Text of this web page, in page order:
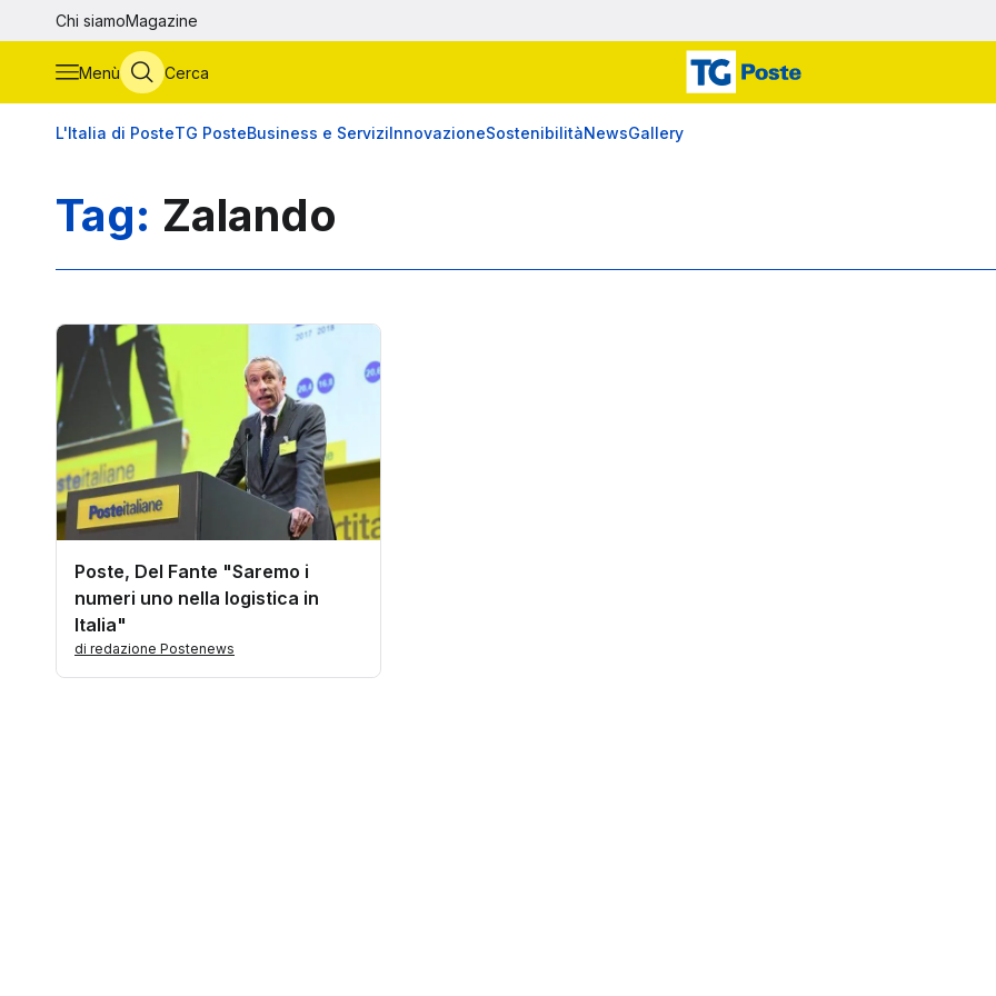
Vai al contenuto principale
Chi siamoMagazine
Menù Cerca
L'Italia di PosteTG PosteBusiness e ServiziInnovazioneSostenibilitàNewsGallery
Tag: Zalando
Poste, Del Fante "Saremo i
numeri uno nella logistica in
Italia"
di redazione Postenews